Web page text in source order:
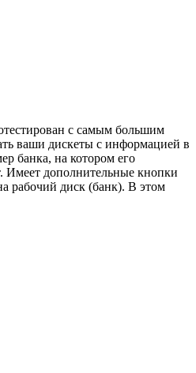
с самым большим
ваши дискеты с информацией в
банка, на котором его
Имеет дополнительные кнопки
рабочий диск (банк). В этом